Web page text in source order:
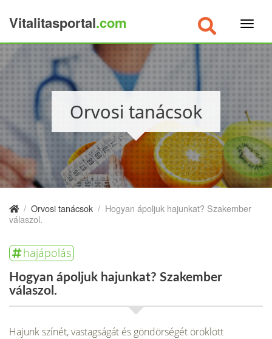
Vitalitasportal.com
Orvosi tanácsok
/ Orvosi tanácsok / Hogyan ápoljuk hajunkat? Szakember
válaszol.
hajápolás
Hogyan ápoljuk hajunkat? Szakember
válaszol.
Hajunk színét, vastagságát és göndörségét öröklött
×